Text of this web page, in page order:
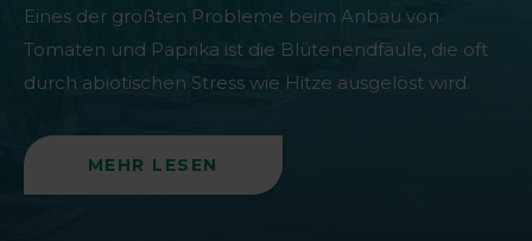
Eines der größten Probleme beim Anbau von
Tomaten und Paprika ist die Blütenendfäule, die oft
durch abiotischen Stress wie Hitze ausgelöst wird.
MEHR LESEN